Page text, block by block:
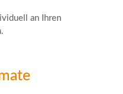
an Ihren